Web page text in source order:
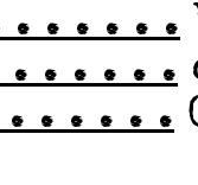
. . . . . .
. . . . . .
. . . . .